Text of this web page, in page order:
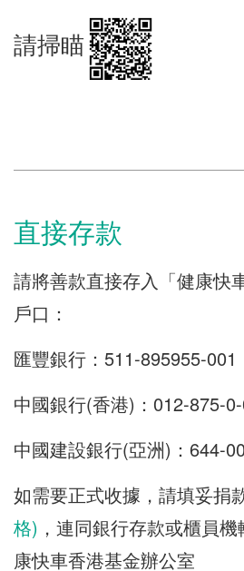
請掃瞄
直接存款
請將善款直接存入「健康快
戶口：
匯豐銀行： 511-895955-001
中國銀行(香港)： 012-875-
中國建設銀行(亞洲)： 644-
如需要正式收據，請填妥捐
格) ，連同銀行存款或櫃員
康快車香港基金辦公室